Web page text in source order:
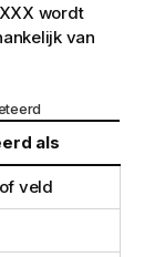
wordt
van
als
veld